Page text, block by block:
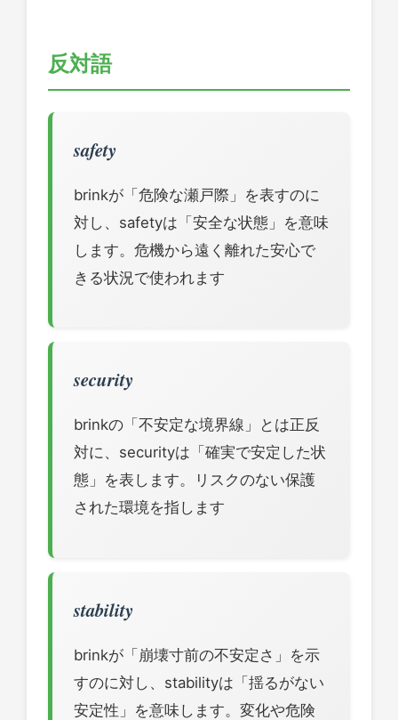
反対語
safety
brinkが「危険な瀬戸際」を表すのに
対し、safetyは「安全な状態」を意味
します。危機から遠く離れた安心で
きる状況で使われます
security
brinkの「不安定な境界線」とは正反
対に、securityは「確実で安定した状
態」を表します。リスクのない保護
された環境を指します
stability
brinkが「崩壊寸前の不安定さ」を示
すのに対し、stabilityは「揺るがない
安定性」を意味します。変化や危険